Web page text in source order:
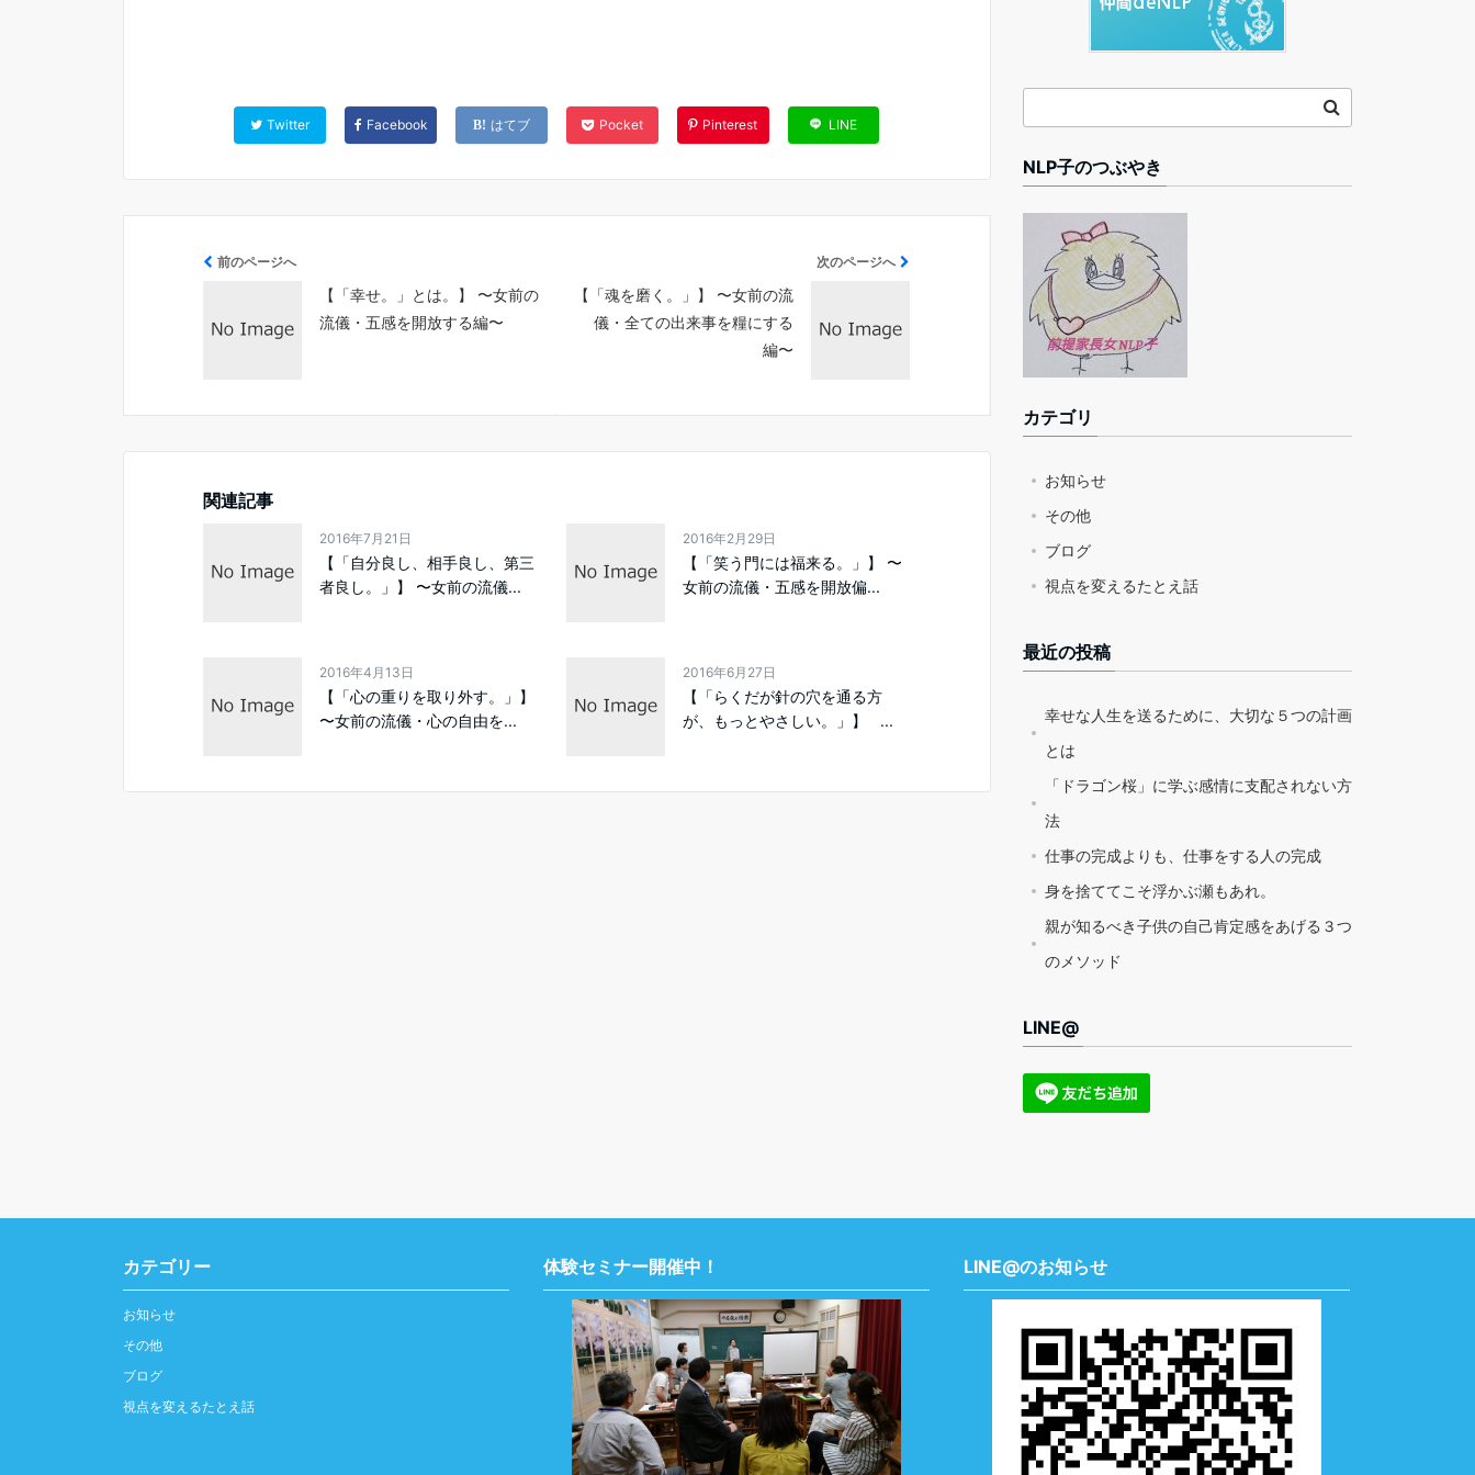
Twitter Facebook はてブ Pocket Pinterest LINE
前のページへ
【「幸せ。」とは。】 〜女前の
流儀・五感を開放する編〜
次のページへ
【「魂を磨く。」】 〜女前の流
儀・全ての出来事を糧にする
編〜
関連記事
2016年7月21日
【「自分良し、相手良し、第三
者良し。」】 〜女前の流儀...
2016年2月29日
【「笑う門には福来る。」】 〜
女前の流儀・五感を開放偏...
2016年4月13日
【「心の重りを取り外す。」】
〜女前の流儀・心の自由を...
2016年6月27日
【「らくだが針の穴を通る方
が、もっとやさしい。」】 ...
NLP子のつぶやき
カテゴリ
お知らせ
その他
ブログ
視点を変えるたとえ話
最近の投稿
幸せな人生を送るために、大切な５つの計画
とは
「ドラゴン桜」に学ぶ感情に支配されない方
法
仕事の完成よりも、仕事をする人の完成
身を捨ててこそ浮かぶ瀬もあれ。
親が知るべき子供の自己肯定感をあげる３つ
のメソッド
LINE@
カテゴリー
お知らせ
その他
ブログ
視点を変えるたとえ話
体験セミナー開催中！ LINE@のお知らせ